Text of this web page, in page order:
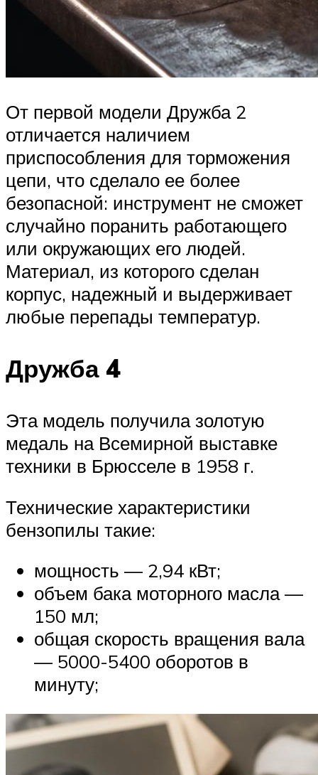
От первой модели Дружба 2
отличается наличием
приспособления для торможения
цепи, что сделало ее более
безопасной: инструмент не сможет
случайно поранить работающего
или окружающих его людей.
Материал, из которого сделан
корпус, надежный и выдерживает
любые перепады температур.
Дружба 4
Эта модель получила золотую
медаль на Всемирной выставке
техники в Брюсселе в 1958 г.
Технические характеристики
бензопилы такие:
мощность — 2,94 кВт;
объем бака моторного масла —
150 мл;
общая скорость вращения вала
— 5000-5400 оборотов в
минуту;